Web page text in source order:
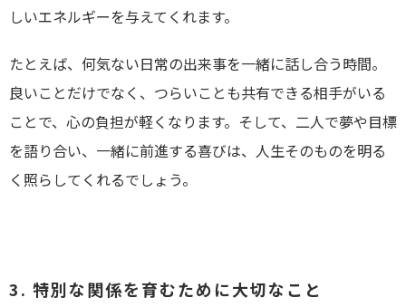
しいエネルギーを与えてくれます。
たとえば、何気ない日常の出来事を一緒に話し合う時間。
良いことだけでなく、つらいことも共有できる相手がいる
ことで、心の負担が軽くなります。そして、二人で夢や目標
を語り合い、一緒に前進する喜びは、人生そのものを明る
く照らしてくれるでしょう。
3. 特別な関係を育むために大切なこと